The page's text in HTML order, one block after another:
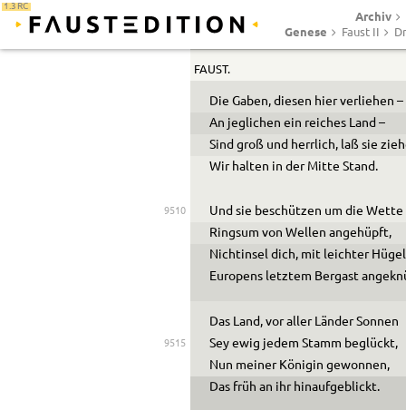
1.3 RC
Archiv
Genese
Faust II
Aussen mit mächtigstem Heer
FAUST.
Die Gaben, diesen hier verliehen –
An jeglichen ein reiches Land –
Sind groß und herrlich, laß sie
Wir halten in der Mitte Stand.
9510
Und sie beschützen um die Wette
Ringsum von Wellen angehüpft,
Nichtinsel dich, mit leichter
Europens letztem Bergast
Das Land, vor aller Länder Sonnen
9515
Sey ewig jedem Stamm beglückt,
Nun meiner Königin gewonnen,
Das früh an ihr hinaufgeblickt.